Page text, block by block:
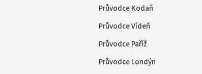
Průvodce Kodaň
Průvodce Vídeň
Průvodce Paříž
Průvodce Londýn